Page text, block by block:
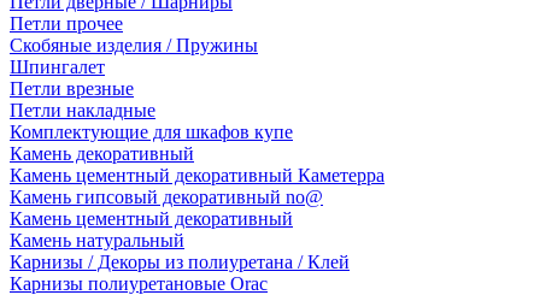
Петли прочее
Скобяные изделия / Пружины
Шпингалет
Петли врезные
Петли накладные
Комплектующие для шкафов купе
Камень декоративный
Камень цементный декоративный Каметерра
Камень гипсовый декоративный no@
Камень цементный декоративный
Камень натуральный
Карнизы / Декоры из полиуретана / Клей
Карнизы полиуретановые Orac